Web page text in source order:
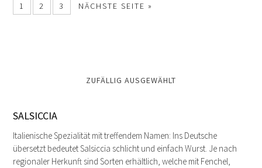
1 2 3 NÄCHSTE SEITE »
ZUFÄLLIG AUSGEWÄHLT
SALSICCIA
Italienische Spezialität mit treffendem Namen: Ins Deutsche
übersetzt bedeutet Salsiccia schlicht und einfach Wurst. Je nach
regionaler Herkunft sind Sorten erhältlich, welche mit Fenchel,